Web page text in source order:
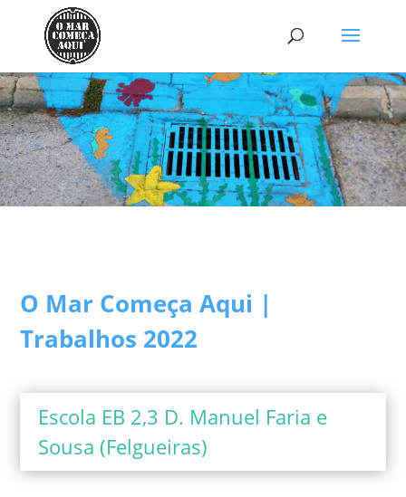
O Mar Começa Aqui |
Trabalhos 2022
Escola EB 2,3 D. Manuel Faria e
Sousa (Felgueiras)